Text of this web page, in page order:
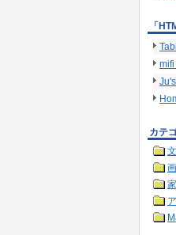
「
カテ